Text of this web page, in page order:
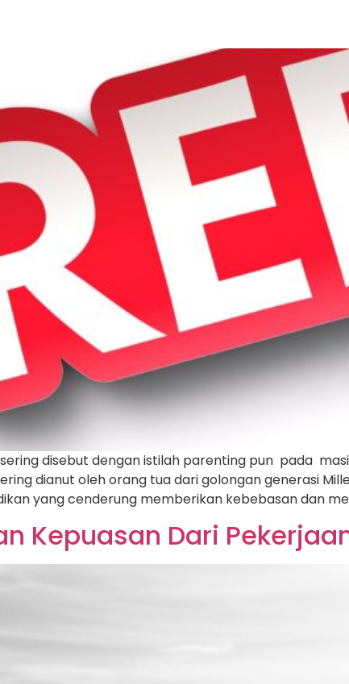
disebut dengan istilah parenting pun pada
dianut oleh orang tua dari golongan generasi
yang cenderung memberikan kebebasan dan
Kepuasan Dari